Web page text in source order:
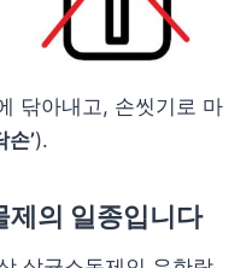
닦아내고, 손씻기로 마
손’).
제의 일종입니다